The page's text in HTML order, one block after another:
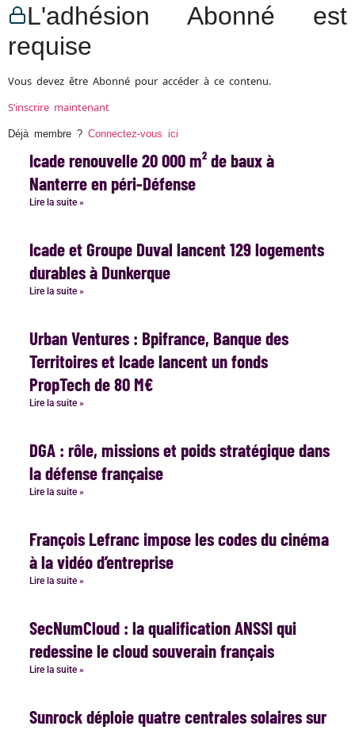
L'adhésion Abonné est
requise
Vous devez être Abonné pour accéder à ce contenu.
S’inscrire maintenant
Déjà membre ? Connectez-vous ici
Icade renouvelle 20 000 m² de baux à
Nanterre en péri-Défense
Lire la suite »
Icade et Groupe Duval lancent 129 logements
durables à Dunkerque
Lire la suite »
Urban Ventures : Bpifrance, Banque des
Territoires et Icade lancent un fonds
PropTech de 80 M€
Lire la suite »
DGA : rôle, missions et poids stratégique dans
la défense française
Lire la suite »
François Lefranc impose les codes du cinéma
à la vidéo d’entreprise
Lire la suite »
SecNumCloud : la qualification ANSSI qui
redessine le cloud souverain français
Lire la suite »
Sunrock déploie quatre centrales solaires sur